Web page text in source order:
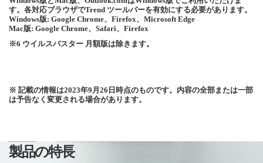
す。各対応ブラウザでTrend ツールバーを有効にする必要があります。
Windows版: Google Chrome、Firefox、Microsoft Edge
Mac版: Google Chrome、Safari、Firefox
※6 ウイルスバスター 月額版は除きます。
※ 記載の情報は2023年9月26日時点のものです。内容の全部または一部
は予告なく変更される場合があります。
製品の特長